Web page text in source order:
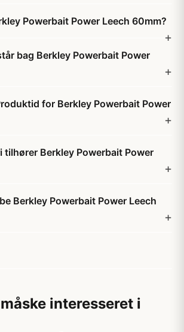
Powerbait Power Leech 60mm?
bag Berkley Powerbait Power
for Berkley Powerbait Power
tilhører Berkley Powerbait Power
Berkley Powerbait Power Leech
interesseret i